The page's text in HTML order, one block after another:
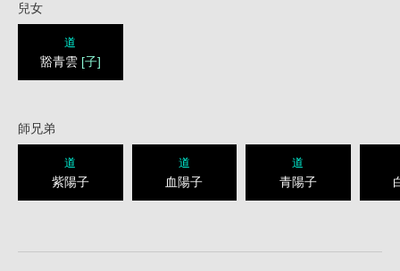
兒女
道
豁青雲 [子]
師兄弟
道
紫陽子
道
血陽子
道
青陽子